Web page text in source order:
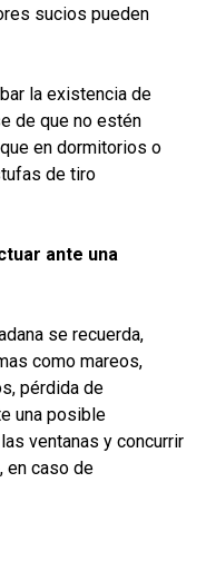
sucios pueden
la existencia de
de que no estén
en dormitorios o
de tiro
ante una
se recuerda,
como mareos,
pérdida de
una posible
ventanas y concurrir
en caso de